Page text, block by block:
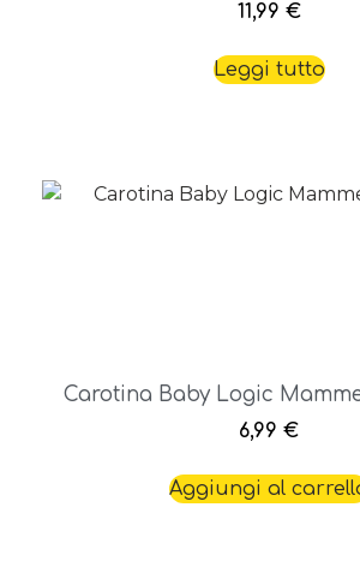
11,99 €
Leggi tutto
Carotina Baby Logic
6,99 €
Aggiungi al